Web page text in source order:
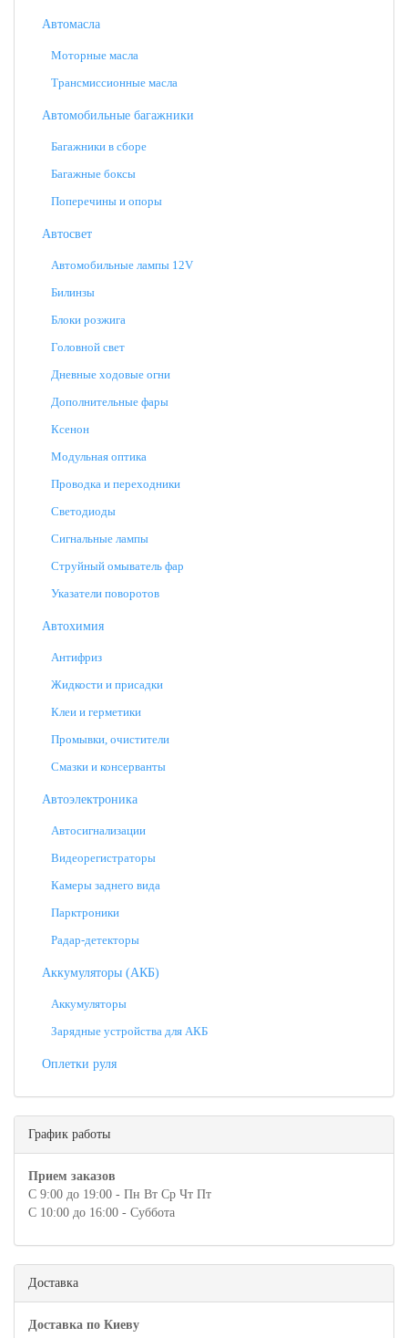
Автомасла
Моторные масла
Трансмиссионные масла
Автомобильные багажники
Багажники в сборе
Багажные боксы
Поперечины и опоры
Автосвет
Автомобильные лампы 12V
Билинзы
Блоки розжига
Головной свет
Дневные ходовые огни
Дополнительные фары
Ксенон
Модульная оптика
Проводка и переходники
Светодиоды
Сигнальные лампы
Струйный омыватель фар
Указатели поворотов
Автохимия
Антифриз
Жидкости и присадки
Клеи и герметики
Промывки, очистители
Смазки и консерванты
Автоэлектроника
Автосигнализации
Видеорегистраторы
Камеры заднего вида
Парктроники
Радар-детекторы
Аккумуляторы (АКБ)
Аккумуляторы
Зарядные устройства для АКБ
Оплетки руля
График работы
Прием заказов
С 9:00 до 19:00 - Пн Вт Ср Чт Пт
С 10:00 до 16:00 - Суббота
Доставка
Доставка по Киеву